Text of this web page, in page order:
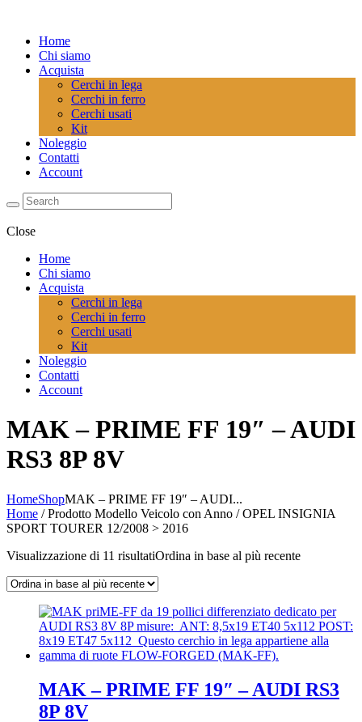
Home
Chi siamo
Acquista
Cerchi in lega
Cerchi in ferro
Cerchi usati
Kit
Noleggio
Contatti
Account
Close
Home
Chi siamo
Acquista
Cerchi in lega
Cerchi in ferro
Cerchi usati
Kit
Noleggio
Contatti
Account
MAK – PRIME FF 19″ – AUDI
RS3 8P 8V
HomeShopMAK – PRIME FF 19″ – AUDI...
Home / Prodotto Modello Veicolo con Anno / OPEL INSIGNIA
SPORT TOURER 12/2008 > 2016
Visualizzazione di 11 risultatiOrdina in base al più recente
MAK – PRIME FF 19″ – AUDI RS3
8P 8V